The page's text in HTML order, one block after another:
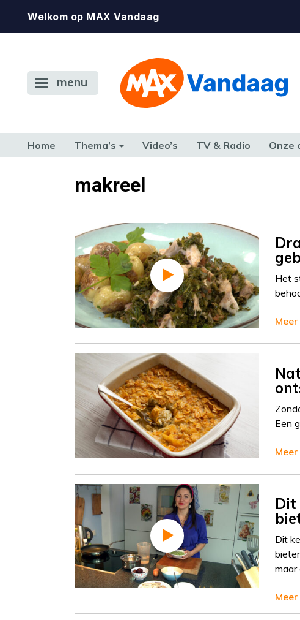
Welkom op MAX Vandaag
menu
Home Thema’s Video’s TV & Radio Onze
TERUG NAAR TOENmakreel
Het
Meer
Een
Meer
Dit
Dit
maar
Meer